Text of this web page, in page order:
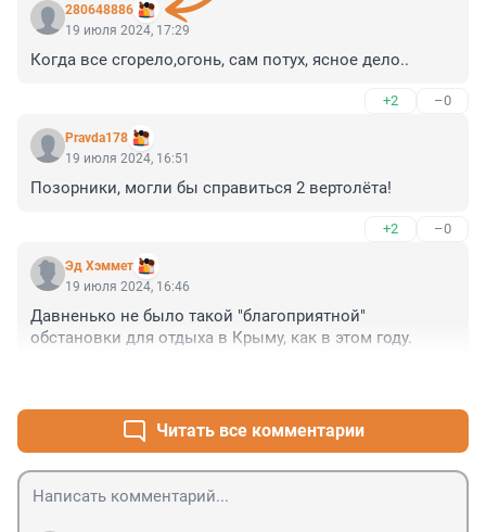
280648886
19 июля 2024, 17:29
Когда все сгорело,огонь, сам потух, ясное дело..
+2 –0
Pravda178
19 июля 2024, 16:51
Позорники, могли бы справиться 2 вертолёта!
+2 –0
Эд Хэммет
19 июля 2024, 16:46
Давненько не было такой "благоприятной"
обстановки для отдыха в Крыму, как в этом году.
Читать все комментарии